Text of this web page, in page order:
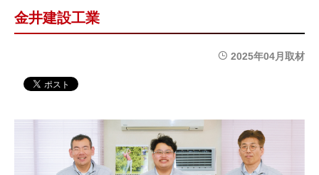
金井建設工業
2025年04月取材